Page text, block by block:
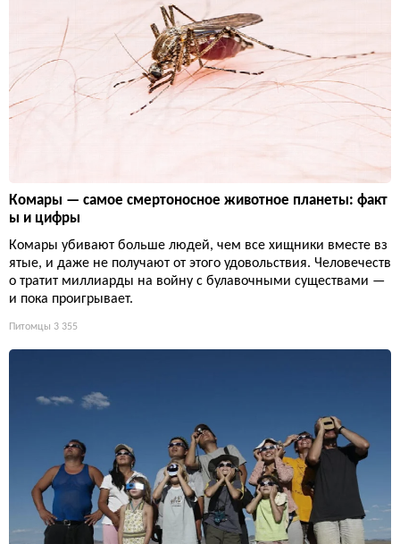
Комары — самое смертоносное животное планеты: факт
ы и цифры
Комары убивают больше людей, чем все хищники вместе вз
ятые, и даже не получают от этого удовольствия. Человечеств
о тратит миллиарды на войну с булавочными существами —
и пока проигрывает.
Питомцы 3 355